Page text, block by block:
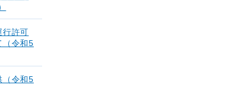
行許可
（令和5
（令和5